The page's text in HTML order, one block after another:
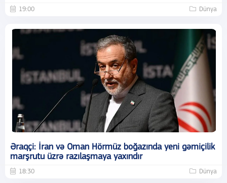
19:00 Dünya
Əraqçi: İran və Oman Hörmüz boğazında yeni gəmiçilik
marşrutu üzrə razılaşmaya yaxındır
18:30 Dünya